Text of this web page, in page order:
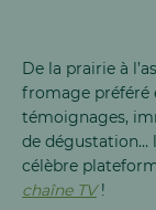
De la prairie à
fromage préféré
témoignages,
de dégustation…
célèbre
chaîne TV!